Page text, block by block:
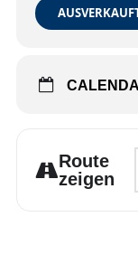
Route
zeigen